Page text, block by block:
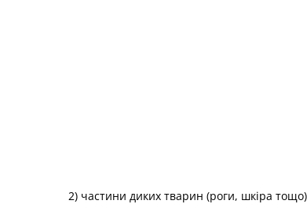
2) частини диких тварин (роги, шкіра